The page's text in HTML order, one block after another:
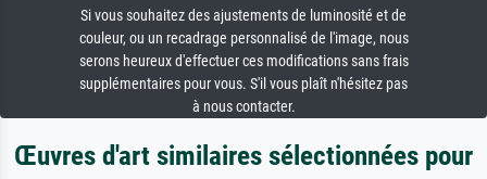
Si vous souhaitez des ajustements de luminosité et de
couleur, ou un recadrage personnalisé de l'image, nous
serons heureux d'effectuer ces modifications sans frais
supplémentaires pour vous. S'il vous plaît n'hésitez pas
à nous contacter.
Œuvres d'art similaires sélectionnées pour